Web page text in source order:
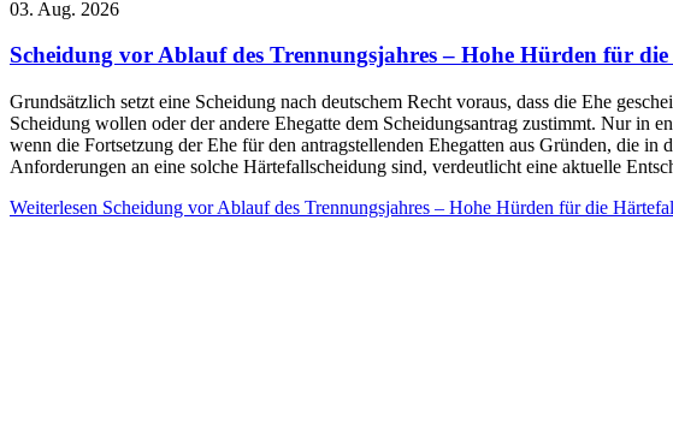
03. Aug. 2026
Scheidung vor Ablauf des Trennungsjahres – Hohe Hürden für
Grundsätzlich setzt eine Scheidung nach deutschem Recht voraus, dass die Ehe
Scheidung wollen oder der andere Ehegatte dem Scheidungsantrag zustimmt. Nur in
wenn die Fortsetzung der Ehe für den antragstellenden Ehegatten aus Gründen, die
Anforderungen an eine solche Härtefallscheidung sind, verdeutlicht eine aktuelle
Weiterlesen Scheidung vor Ablauf des Trennungsjahres – Hohe Hürden für die